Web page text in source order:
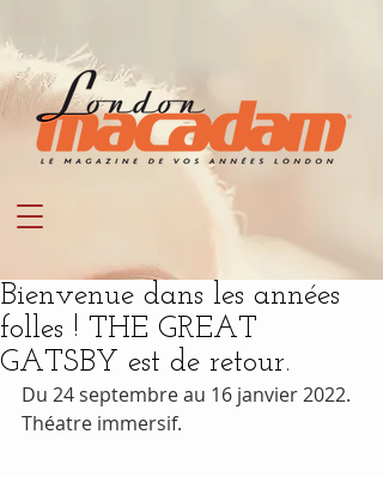
Bienvenue dans les années
folles ! THE GREAT
GATSBY est de retour.
Du 24 septembre au 16 janvier 2022.
Théatre immersif.